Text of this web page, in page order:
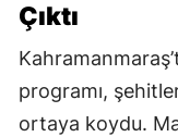
Çıktı
programı,
ortaya koydu.